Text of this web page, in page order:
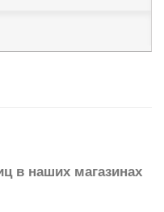
в наших магазинах